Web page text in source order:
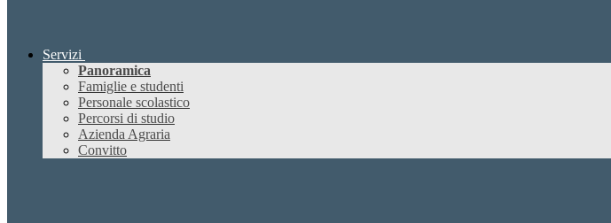
Servizi
Panoramica
Famiglie e studenti
Personale scolastico
Percorsi di studio
Azienda Agraria
Convitto